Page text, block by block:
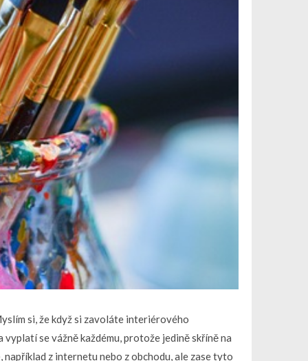
si, že když si zavoláte interiérového
se vážně každému, protože jedině skříně na
z internetu nebo z obchodu, ale zase tyto